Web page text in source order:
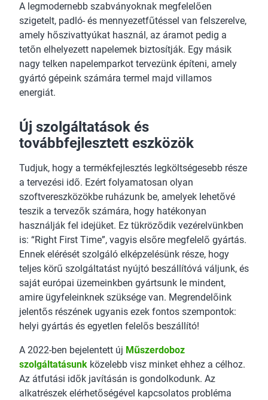
A legmodernebb szabványoknak megfelelően
szigetelt, padló- és mennyezetfűtéssel van felszerelve,
amely hőszivattyúkat használ, az áramot pedig a
tetőn elhelyezett napelemek biztosítják. Egy másik
nagy telken napelemparkot tervezünk építeni, amely
gyártó gépeink számára termel majd villamos
energiát.
Új szolgáltatások és
továbbfejlesztett eszközök
Tudjuk, hogy a termékfejlesztés legköltségesebb része
a tervezési idő. Ezért folyamatosan olyan
szoftvereszközökbe ruházunk be, amelyek lehetővé
teszik a tervezők számára, hogy hatékonyan
használják fel idejüket. Ez tükröződik vezérelvünkben
is: “Right First Time”, vagyis elsőre megfelelő gyártás.
Ennek elérését szolgáló elképzelésünk része, hogy
teljes körű szolgáltatást nyújtó beszállítóvá váljunk, és
saját európai üzemeinkben gyártsunk le mindent,
amire ügyfeleinknek szüksége van. Megrendelőink
jelentős részének ugyanis ezek fontos szempontok:
helyi gyártás és egyetlen felelős beszállító!
A 2022-ben bejelentett új Műszerdoboz
szolgáltatásunk közelebb visz minket ehhez a célhoz.
Az átfutási idők javításán is gondolkodunk. Az
alkatrészek elérhetőségével kapcsolatos probléma